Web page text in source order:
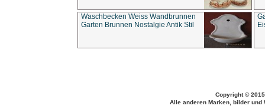
Waschbecken Weiss Wandbrunnen
Garten Brunnen Nostalgie Antik Stil
Copyright ©
Alle anderen Marken, bilder und